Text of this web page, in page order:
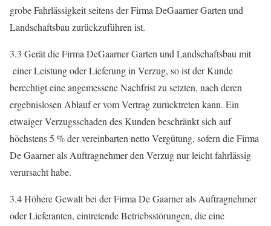
grobe Fahrlässigkeit seitens der Firma DeGaarner Garten und
Landschaftsbau zurückzuführen ist.
3.3 Gerät die Firma DeGaarner Garten und Landschaftsbau mit
einer Leistung oder Lieferung in Verzug, so ist der Kunde
berechtigt eine angemessene Nachfrist zu setzten, nach deren
ergebnislosen Ablauf er vom Vertrag zurücktreten kann. Ein
etwaiger Verzugsschaden des Kunden beschränkt sich auf
höchstens 5 % der vereinbarten netto Vergütung, sofern die Firma
De Gaarner als Auftragnehmer den Verzug nur leicht fahrlässig
verursacht habe.
3.4 Höhere Gewalt bei der Firma De Gaarner als Auftragnehmer
oder Lieferanten, eintretende Betriebsstörungen, die eine